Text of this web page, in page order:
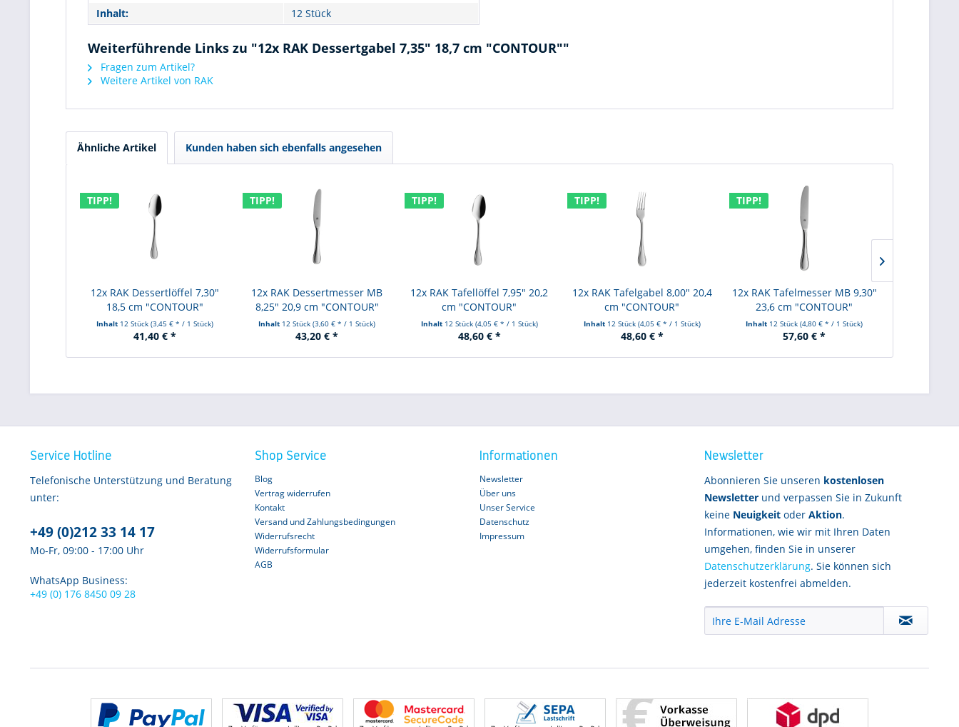
Inhalt:
12 Stück
Weiterführende Links zu "12x RAK Dessertgabel 7,35" 18,7 cm "CONTOUR""
Fragen zum Artikel?
Weitere Artikel von RAK
Ähnliche Artikel Kunden haben sich ebenfalls angesehen
TIPP!
12x RAK Dessertlöffel 7,30"
18,5 cm "CONTOUR"
Inhalt 12 Stück (3,45 € * / 1 Stück)
41,40 € *
TIPP!
12x RAK Dessertmesser MB
8,25" 20,9 cm "CONTOUR"
Inhalt 12 Stück(3,60 € * / 1 Stück)
43,20 € *
TIPP!
12x RAK Tafellöffel 7,95" 20,2
cm "CONTOUR"
Inhalt 12 Stück (4,05 € * / 1 Stück)
48,60 € *
TIPP!
12x RAK Tafelgabel 8,00" 20,4
cm "CONTOUR"
Inhalt 12 Stück (4,05 € * / 1 Stück)
48,60 € *
TIPP!
12x RAK Tafelmesser MB 9,30"
23,6 cm "CONTOUR"
Inhalt 12 Stück(4,80 € * / 1 Stück)
57,60 € *
Service Hotline
Telefonische Unterstützung und Beratung
unter:
+49 (0)212 33 14 17
Mo-Fr, 09:00 - 17:00 Uhr
WhatsApp Business:
+49 (0) 176 8450 09 28
Shop Service
Blog
Vertrag widerrufen
Kontakt
Versand und Zahlungsbedingungen
Widerrufsrecht
Widerrufsformular
AGB
Informationen
Newsletter
Über uns
Unser Service
Datenschutz
Impressum
Newsletter
Abonnieren Sie unseren kostenlosen
Newsletter und verpassen Sie in Zukunft
keine Neuigkeit oder Aktion.
Informationen, wie wir mit Ihren Daten
umgehen, finden Sie in unserer
Datenschutzerklärung. Sie können sich
jederzeit kostenfrei abmelden.